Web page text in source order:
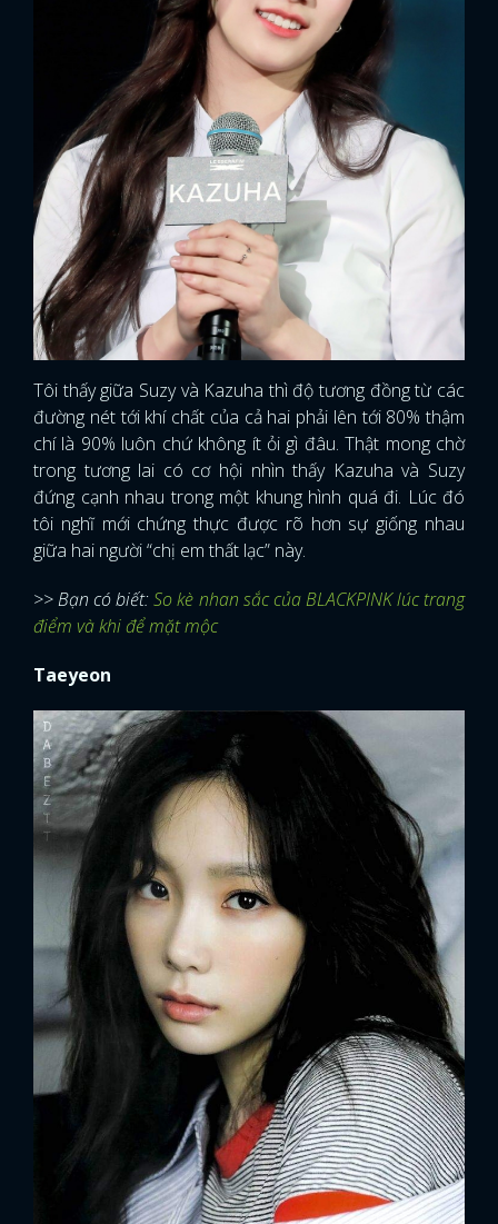
Tôi thấy giữa Suzy và Kazuha thì độ tương đồng từ các
đường nét tới khí chất của cả hai phải lên tới 80% thậm
chí là 90% luôn chứ không ít ỏi gì đâu. Thật mong chờ
trong tương lai có cơ hội nhìn thấy Kazuha và Suzy
đứng cạnh nhau trong một khung hình quá đi. Lúc đó
tôi nghĩ mới chứng thực được rõ hơn sự giống nhau
giữa hai người “chị em thất lạc” này.
>> Bạn có biết:So kè nhan sắc của BLACKPINK lúc trang
điểm và khi để mặt mộc
Taeyeon